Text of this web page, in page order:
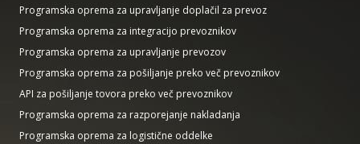
Programska oprema za upravljanje doplačil za prevoz
Programska oprema za integracijo prevoznikov
Programska oprema za upravljanje prevozov
Programska oprema za pošiljanje preko več prevoznikov
API za pošiljanje tovora preko več prevoznikov
Programska oprema za razporejanje nakladanja
Programska oprema za logistične oddelke